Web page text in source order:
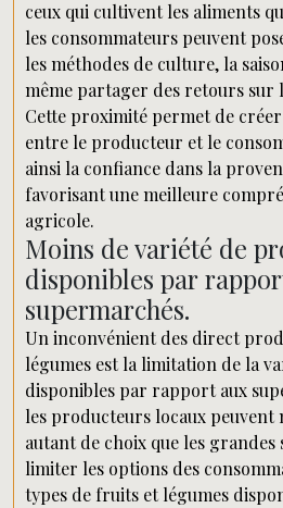
ceux qui cultivent les aliments
les consommateurs peuvent
les méthodes de culture, la
même partager des retours sur
Cette proximité permet de
entre le producteur et le
ainsi la confiance dans la
favorisant une meilleure
agricole.
Moins de variété de
disponibles par
supermarchés.
Un inconvénient des direct
légumes est la limitation de la
disponibles par rapport aux
les producteurs locaux peuvent
autant de choix que les grandes
limiter les options des
types de fruits et légumes